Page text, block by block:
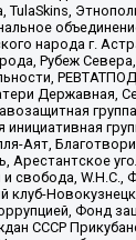
TulaSkins,
народа г.
Рубеж
Державная,
инициативная
Аят,
Арестантское
свобода,
клуб-
Фонд
СССР